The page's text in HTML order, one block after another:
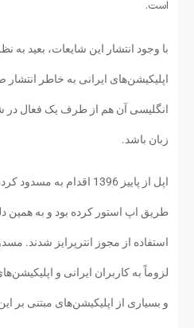
است.
با وجود انتشار این شایعات، بعید
اپلیکیشن‌های ایرانی به خاطر انتشار
انگلیسی آن هم از طرف یک فعال در
زبان باشد.
اپل از پاییز 1396 اقدام به
طریق اپ استور کرده بود و به همین
استفاده از مجوز انترپرایز شدند.
لزوماً به کاربران ایرانی و
و بسیاری از اپلیکیشن‌های مبتنی بر